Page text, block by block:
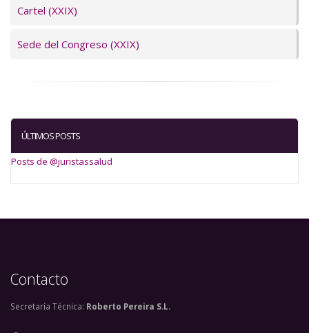
Cartel (XXIX)
Sede del Congreso (XXIX)
ÚLTIMOS POSTS
Posts de @juristassalud
Contacto
Secretaría Técnica: Roberto Pereira S.L.